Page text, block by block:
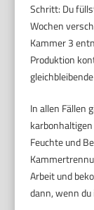
Schritt: Du
Wochen
Kammer 3
Produktion
In allen Fällen
Feuchte und
Arbeit und
dann, wenn